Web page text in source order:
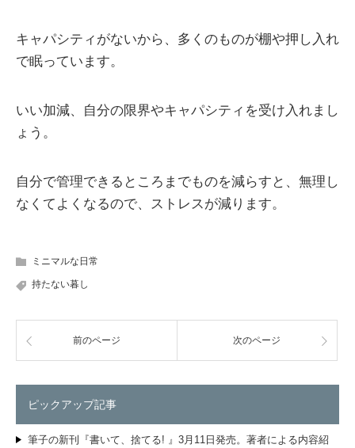
キャパシティがないから、多くのものが棚や押し入れ
で眠っています。
いい加減、自分の限界やキャパシティを受け入れまし
ょう。
自分で管理できるところまでものを減らすと、無理し
なくてよくなるので、ストレスが減ります。
ミニマルな日常
持たない暮し
前のページ 次のページ
ピックアップ記事
筆子の新刊『書いて、捨てる! 』3月11日発売。著者による内容紹